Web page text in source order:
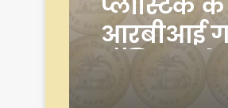
शुद्ध
रुपए रहीं,